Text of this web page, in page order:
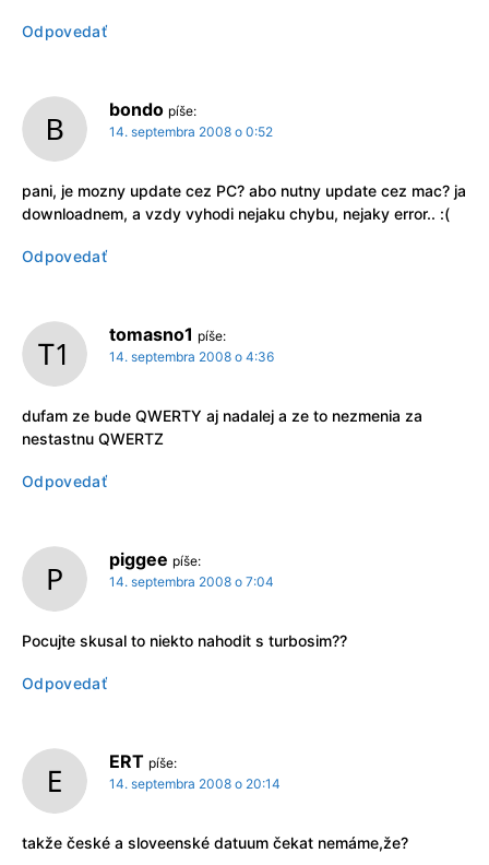
Odpovedať
bondo píše:
14. septembra 2008 o 0:52
pani, je mozny update cez PC? abo nutny update cez mac? ja
downloadnem, a vzdy vyhodi nejaku chybu, nejaky error.. :(
Odpovedať
tomasno1 píše:
14. septembra 2008 o 4:36
dufam ze bude QWERTY aj nadalej a ze to nezmenia za
nestastnu QWERTZ
Odpovedať
piggee píše:
14. septembra 2008 o 7:04
Pocujte skusal to niekto nahodit s turbosim??
Odpovedať
ERT píše:
14. septembra 2008 o 20:14
takže české a sloveenské datuum čekat nemáme,že?